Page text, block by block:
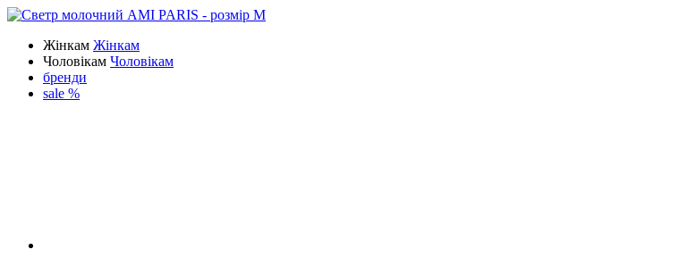
Жінкам Жінкам
Чоловікам Чоловікам
бренди
sale %